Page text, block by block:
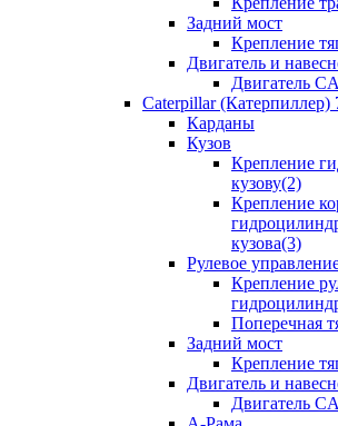
Задний мост
Крепление
Двигатель и
Двигатель
Caterpillar (Катерпиллер)
Карданы
Кузов
Крепление
кузову(2)
Крепление
кузова(3)
Рулевое
Крепление
Поперечная
Задний мост
Крепление
Двигатель и
Двигатель